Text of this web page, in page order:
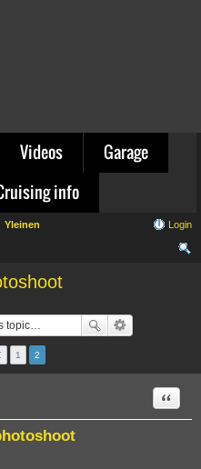
Videos
Garage
info
Yleinen Login
1 2
Quote